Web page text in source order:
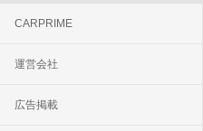
CARPRIME
運営会社
広告掲載